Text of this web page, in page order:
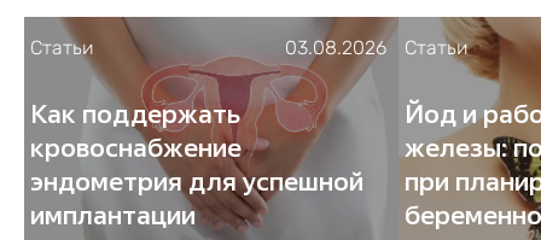
Статьи 03.08.2026
Как поддержать
кровоснабжение
эндометрия для успешной
имплантации
Статьи
Йод и
железы:
при